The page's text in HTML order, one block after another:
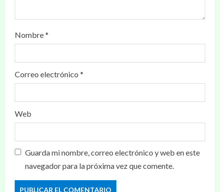
Nombre*
Correo electrónico *
Web
Guarda mi nombre, correo electrónico y web en este
navegador para la próxima vez que comente.